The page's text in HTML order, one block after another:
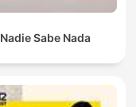
Nadie Sabe Nada